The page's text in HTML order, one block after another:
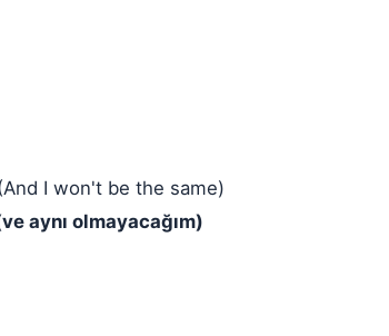
I won't be the same)
aynı olmayacağım)